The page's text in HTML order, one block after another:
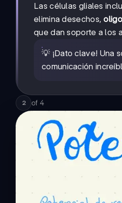
Las células gliales
elimina desechos,
que dan soporte a los
💡 ¡Dato clave! Una
comunicación
2 of 4